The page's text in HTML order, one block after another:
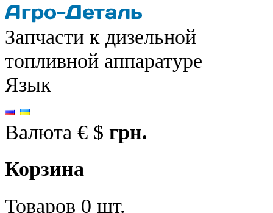
Запчасти к дизельной
топливной аппаратуре
Язык
Валюта € $ грн.
Корзина
Товаров 0 шт.